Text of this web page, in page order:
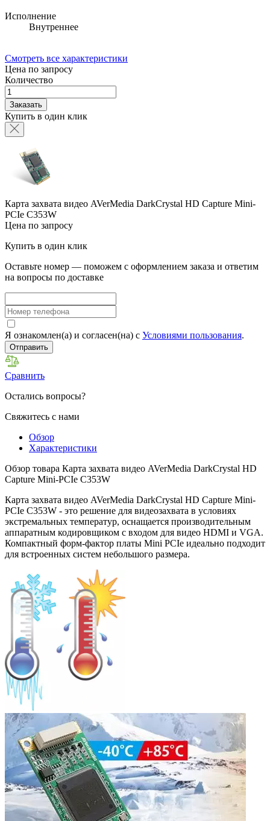
Исполнение
Внутреннее
Смотреть все характеристики
Цена по запросу
Количество
Заказать
Купить в один клик
Карта захвата видео AVerMedia DarkCrystal HD Capture Mini-
PCIe C353W
Цена по запросу
Купить в один клик
Оставьте номер — поможем с оформлением заказа и ответим
на вопросы по доставке
Я ознакомлен(а) и согласен(на) с Условиями пользования.
Отправить
Сравнить
Остались вопросы?
Свяжитесь с нами
Обзор
Характеристики
Обзор товара Карта захвата видео AVerMedia DarkCrystal HD
Capture Mini-PCIe C353W
Карта захвата видео AVerMedia DarkCrystal HD Capture Mini-
PCIe C353W - это решение для видеозахвата в условиях
экстремальных температур, оснащается производительным
аппаратным кодировщиком с входом для видео HDMI и VGA.
Компактный форм-фактор платы Mini PCIe идеально подходит
для встроенных систем небольшого размера.